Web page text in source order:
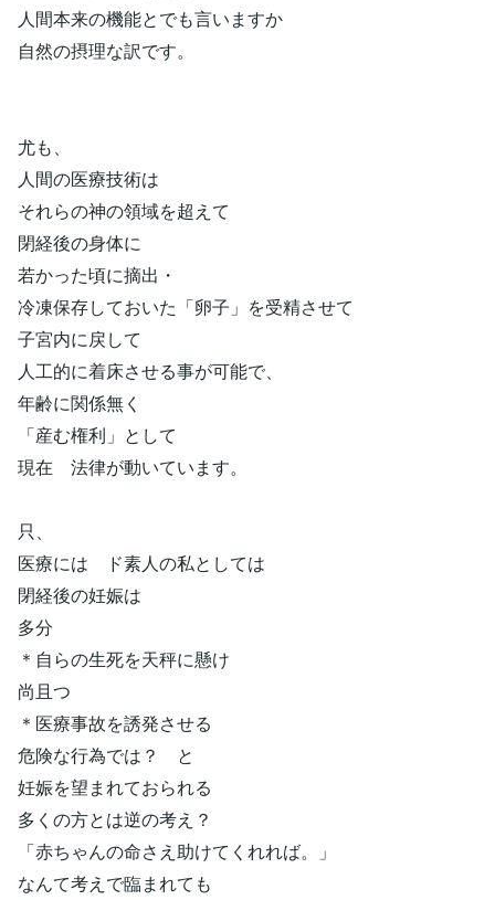
人間本来の機能とでも言いますか
自然の摂理な訳です。
尤も、
人間の医療技術は
それらの神の領域を超えて
閉経後の身体に
若かった頃に摘出・
冷凍保存しておいた「卵子」を受精させて
子宮内に戻して
人工的に着床させる事が可能で、
年齢に関係無く
「産む権利」として
現在 法律が動いています。
只、
医療には ド素人の私としては
閉経後の妊娠は
多分
＊自らの生死を天秤に懸け
尚且つ
＊医療事故を誘発させる
危険な行為では？ と
妊娠を望まれておられる
多くの方とは逆の考え？
「赤ちゃんの命さえ助けてくれれば。」
なんて考えで臨まれても